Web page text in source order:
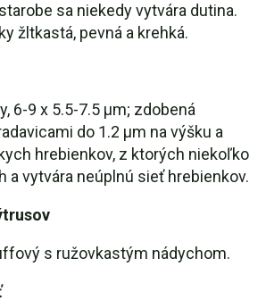
sa niekedy vytvára dutina.
žltkastá, pevná a krehká.
6-9 x 5.5-7.5 µm; zdobená
do 1.2 µm na výšku a
hrebienkov, z ktorých niekoľko
a vytvára neúplnú sieť hrebienkov.
s ružovkastým nádychom.